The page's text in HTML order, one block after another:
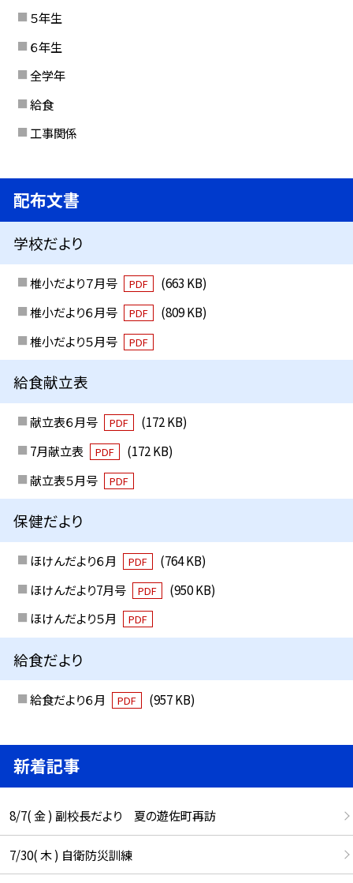
５年生
６年生
全学年
給食
工事関係
配布文書
学校だより
椎小だより７月号 PDF
(663 KB)
椎小だより６月号
PDF
(809 KB)
椎小だより５月号
PDF
給食献立表
献立表６月号 PDF
(172 KB)
7月献立表
PDF
(172 KB)
献立表５月号
PDF
保健だより
ほけんだより６月 PDF
(764 KB)
ほけんだより7月号
PDF
(950 KB)
ほけんだより５月
PDF
給食だより
給食だより６月 PDF (957 KB)
新着記事
8/7( 金 ) 副校長だより 夏の遊佐町再訪
7/30( 木 ) 自衛防災訓練